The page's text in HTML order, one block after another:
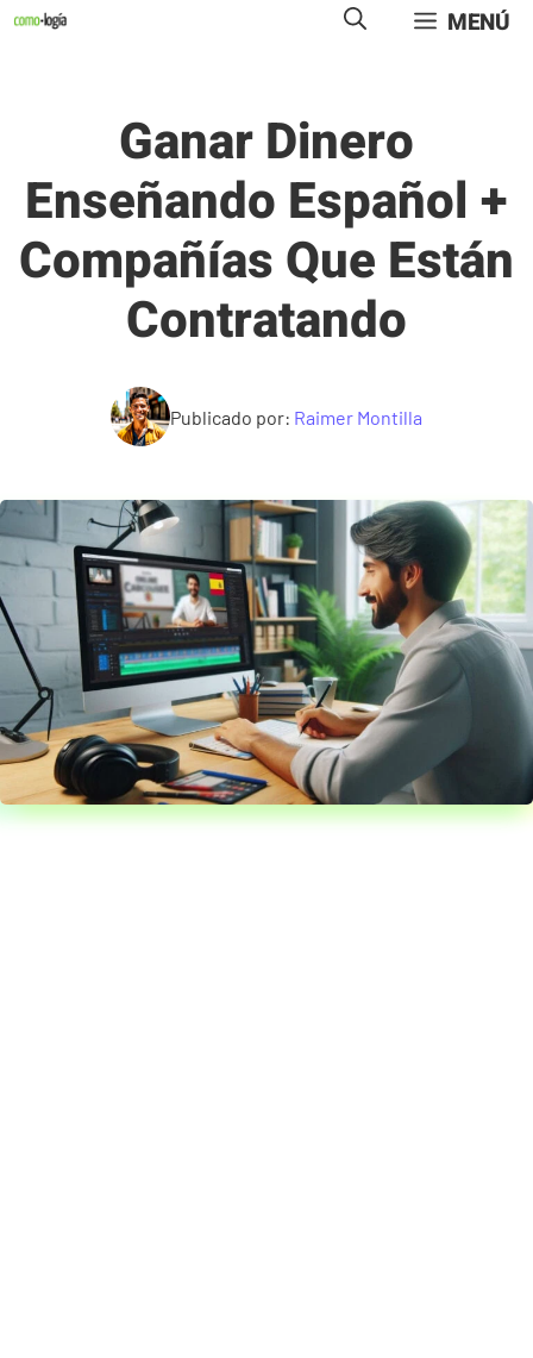
Saltar
MENÚ
Ganar Dinero
Enseñando Español +
Compañías Que Están
Contratando
Publicado por: Raimer Montilla